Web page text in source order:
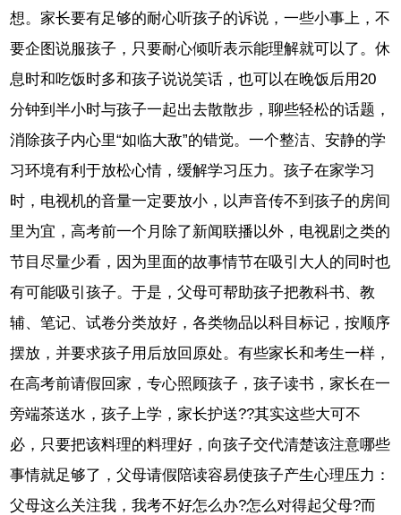
想。家长要有足够的耐心听孩子的诉说，一些小事上，不
要企图说服孩子，只要耐心倾听表示能理解就可以了。休
息时和吃饭时多和孩子说说笑话，也可以在晚饭后用20
分钟到半小时与孩子一起出去散散步，聊些轻松的话题，
消除孩子内心里“如临大敌”的错觉。一个整洁、安静的学
习环境有利于放松心情，缓解学习压力。孩子在家学习
时，电视机的音量一定要放小，以声音传不到孩子的房间
里为宜，高考前一个月除了新闻联播以外，电视剧之类的
节目尽量少看，因为里面的故事情节在吸引大人的同时也
有可能吸引孩子。于是，父母可帮助孩子把教科书、教
辅、笔记、试卷分类放好，各类物品以科目标记，按顺序
摆放，并要求孩子用后放回原处。有些家长和考生一样，
在高考前请假回家，专心照顾孩子，孩子读书，家长在一
旁端茶送水，孩子上学，家长护送??其实这些大可不
必，只要把该料理的料理好，向孩子交代清楚该注意哪些
事情就足够了，父母请假陪读容易使孩子产生心理压力：
父母这么关注我，我考不好怎么办?怎么对得起父母?而